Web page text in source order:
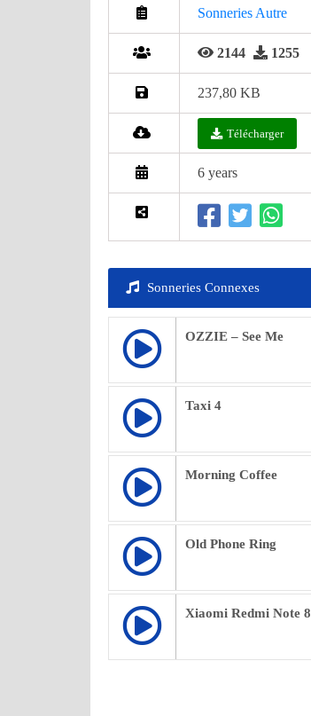
Sonneries Autre
2144 1255
237,80 KB
Télécharger
6 years
Sonneries Connexes
OZZIE – See Me
Taxi 4
Morning Coffee
Old Phone Ring
Xiaomi Redmi Note 8